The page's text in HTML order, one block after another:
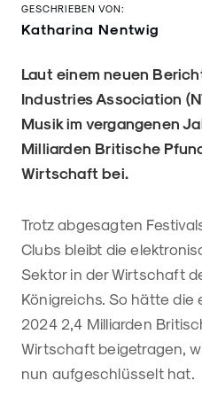
GESCHRIEBEN VON:
Katharina Nentwig
Laut einem neuen
Industries Association
Musik im vergangenen
Milliarden Britische
Wirtschaft bei.
Trotz abgesagten
Clubs bleibt die
Sektor in der Wirtschaft
Königreichs. So hätte die
2024 2,4 Milliarden
Wirtschaft beigetragen,
nun aufgeschlüsselt hat.